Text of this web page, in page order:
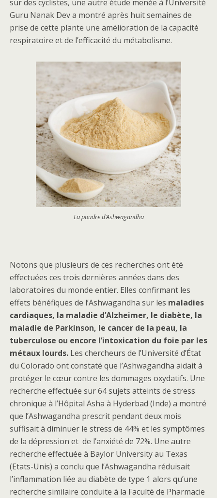
sur des cyclistes, une autre étude menée à l’Université
Guru Nanak Dev a montré après huit semaines de
prise de cette plante une amélioration de la capacité
respiratoire et de l’efficacité du métabolisme.
La poudre d’Ashwagandha
Notons que plusieurs de ces recherches ont été
effectuées ces trois dernières années dans des
laboratoires du monde entier. Elles confirmant les
effets bénéfiques de l’Ashwagandha sur les maladies
cardiaques, la maladie d’Alzheimer, le diabète, la
maladie de Parkinson, le cancer de la peau, la
tuberculose ou encore l’intoxication du foie par les
métaux lourds. Les chercheurs de l’Université d’État
du Colorado ont constaté que l’Ashwagandha aidait à
protéger le cœur contre les dommages oxydatifs. Une
recherche effectuée sur 64 sujets atteints de stress
chronique à l’Hôpital Asha à Hyderbad (Inde) a montré
que l’Ashwagandha prescrit pendant deux mois
suffisait à diminuer le stress de 44% et les symptômes
de la dépression et de l’anxiété de 72%. Une autre
recherche effectuée à Baylor University au Texas
(Etats-Unis) a conclu que l’Ashwagandha réduisait
l’inflammation liée au diabète de type 1 alors qu’une
recherche similaire conduite à la Faculté de Pharmacie